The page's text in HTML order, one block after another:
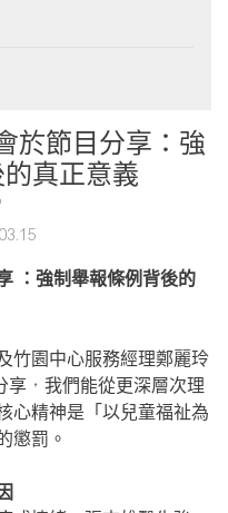
於節目分享：強
真正意義
：強制舉報條例背後的
竹園中心服務經理鄭麗玲
享，我們能從更深層次理
心精神是「以兒童福祉為
懲罰。